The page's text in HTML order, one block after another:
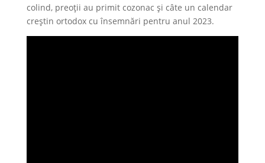
colind, preoții au primit cozonac și câte un calendar
creștin ortodox cu însemnări pentru anul 2023.